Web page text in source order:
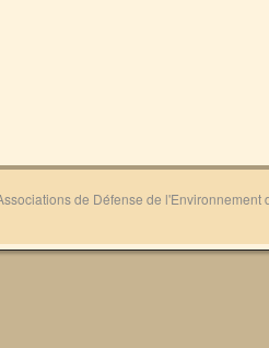
de Défense de l'Environnement